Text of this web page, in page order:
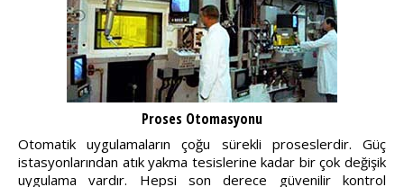
Proses Otomasyonu
Otomatik uygulamaların çoğu sürekli proseslerdir. Güç
istasyonlarından atık yakma tesislerine kadar bir çok değişik
uygulama vardır. Hepsi son derece güvenilir kontrol